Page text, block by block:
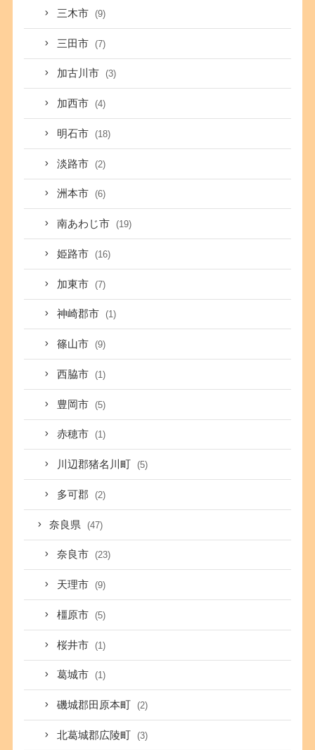
三木市 (9)
三田市 (7)
加古川市 (3)
加西市 (4)
明石市 (18)
淡路市 (2)
洲本市 (6)
南あわじ市 (19)
姫路市 (16)
加東市 (7)
神崎郡市 (1)
篠山市 (9)
西脇市 (1)
豊岡市 (5)
赤穂市 (1)
川辺郡猪名川町 (5)
多可郡 (2)
奈良県 (47)
奈良市 (23)
天理市 (9)
橿原市 (5)
桜井市 (1)
葛城市 (1)
磯城郡田原本町 (2)
北葛城郡広陵町 (3)